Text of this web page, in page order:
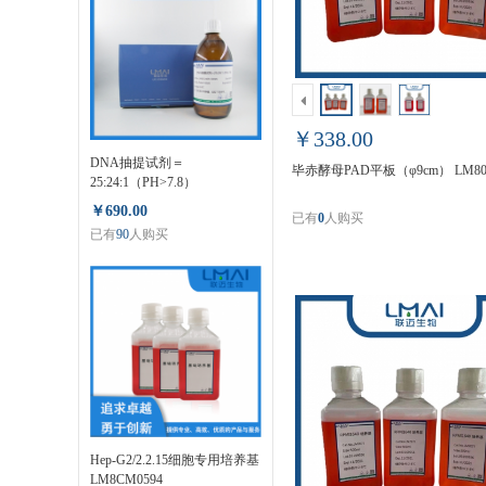
DNA抽提试剂＝
25:24:1（PH>7.8）
LM80124ER
￥690.00
已有90人购买
Hep-G2/2.2.15细胞专用培养基
LM8CM0594
￥338.00
毕赤酵母PAD平板（φ9cm）
已有0人购买